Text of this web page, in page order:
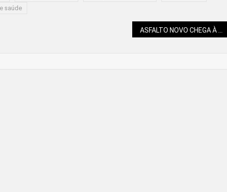
saúde